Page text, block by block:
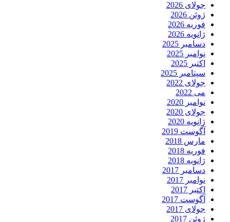
جولای 2026
ژوئن 2026
فوریه 2026
ژانویه 2026
دسامبر 2025
نوامبر 2025
اکتبر 2025
سپتامبر 2025
جولای 2022
می 2022
نوامبر 2020
جولای 2020
ژانویه 2020
آگوست 2019
مارس 2018
فوریه 2018
ژانویه 2018
دسامبر 2017
نوامبر 2017
اکتبر 2017
آگوست 2017
جولای 2017
ژوئن 2017